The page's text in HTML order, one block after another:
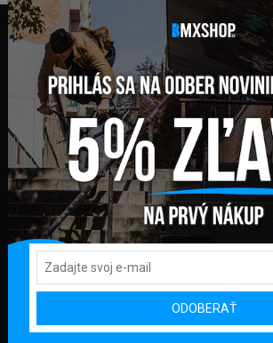
FAKTURAČNÁ ADRESA
GLOBAL DIAMONDS s. r. o.
Námestie sv. Martina 708/30
082 71 Lipany
Slovensko
+421 948 374 905
info@bmxshop.sk
DÔLEŽITÉ ODKAZY
ODOBERAŤ